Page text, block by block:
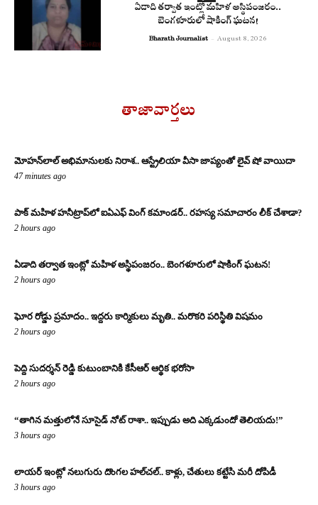
ఏడాది తర్వాత ఇంట్లో మహిళ అస్థిపంజరం..
బెంగళూరులో షాకింగ్ ఘటన!
Bharath Journalist - August 8, 2026
తాజావార్తలు
మోహన్‌లాల్ అభిమానులకు నిరాశ.. ఆస్ట్రేలియా వీసా జాప్యంతో లైవ్ షో వాయిదా
47 minutes ago
పాక్ మహిళ హనీట్రాప్‌లో ఐఏఎఫ్ వింగ్ కమాండర్.. రహస్య సమాచారం లీక్ చేశాడా?
2 hours ago
ఏడాది తర్వాత ఇంట్లో మహిళ అస్థిపంజరం.. బెంగళూరులో షాకింగ్ ఘటన!
2 hours ago
ఘోర రోడ్డు ప్రమాదం.. ఇద్దరు కార్మికులు మృతి.. మరొకరి పరిస్థితి విషమం
2 hours ago
పెద్ది సుదర్శన్ రెడ్డి కుటుంబానికి కేసీఆర్ ఆర్థిక భరోసా
2 hours ago
“తాగిన మత్తులోనే సూసైడ్ నోట్ రాశా.. ఇప్పుడు అది ఎక్కడుందో తెలియదు!”
3 hours ago
లాయర్ ఇంట్లో నలుగురు దొంగల హల్‌చల్.. కాళ్లు, చేతులు కట్టేసి మరీ దోపిడీ
3 hours ago